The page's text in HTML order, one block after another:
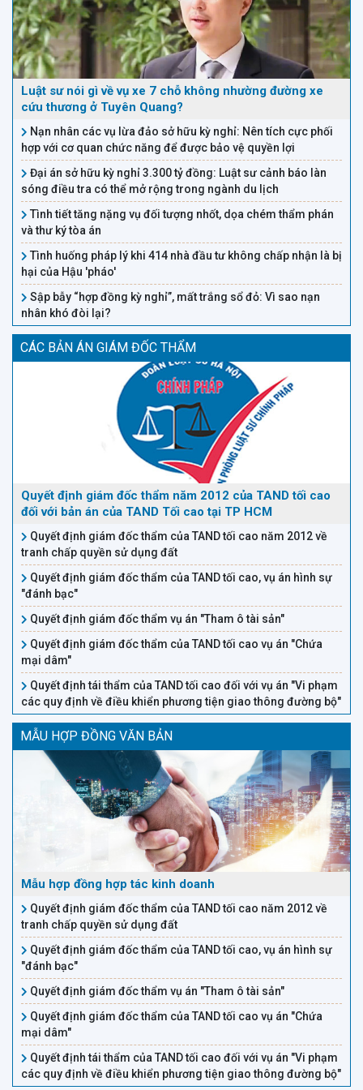
người bạn này là 55 triệu và
người này cũng bảo với em trai
em rằng phải vay số tiền này để
trang trải nợ từ trước của hai
đứa luôn. Chỉ vì chưa chín chắn
lại quá tin tưởng bạn bè nên em
trai em đã điền họ tên, số CMND,
số tiền vay và ký tên, lăn dấu tay
vào giấy cho vay in sẵn. Nhưng
chỉ trong vòng 10 ngày
(10/08/2017-20/8/2017) kể từ khi
viết vào giấy cho vay người bạn
đó đã tự điền ngày ghi nợ và hạn
trả ( 11/4/2017-20/8/2017) vào
giấy nợ và rủ cả bọn đòi nợ thuê
của chủ tiệm đó lên nhà em đòi
tiền (vì biết em trai em đang ở
nhà). Em trai em không hề trược
tiếp nhận tiền, và cũng không
biết người bạn đó thực tế nhận
bao nhiêu tiền từ chủ hiệu cầm
đồ ( mà không biết có nhận tiền
hay không, vì tên này quen biết
với hiệu cầm đồ đó). Hiện tại, tụi
đòi nợ bảo nếu không trả trong
vòng 10 ngày nữa thì sẽ đi kiện.
Thưa luật sư, liệu em trai em có
bị đi tù nếu không trả hay
không ạ? Nếu chứng minh được
này 11/4/2017 em trai em chưa
hề viết giấy vay nợ này và trên
ngày tháng vào giấy vay bằng
cách giám định chử viết, cũng
không trục tiếp nhận tiền vay,
không biết được có phát sinh
giao dịch vay tiền này hay
không, thì liệu tờ giấy vay đó có
vô hiệu được không ạ?
biết e sẽ được hưởng lợi gì
không ạ?
Luật sư nói gì về vụ xe 7 chỗ không nhường đường xe
cứu thương ở Tuyên Quang?
Nạn nhân các vụ lừa đảo sở hữu kỳ nghỉ: Nên tích cực phối
hợp với cơ quan chức năng để được bảo vệ quyền lợi
Đại án sở hữu kỳ nghỉ 3.300 tỷ đồng: Luật sư cảnh báo làn
sóng điều tra có thể mở rộng trong ngành du lịch
Tình tiết tăng nặng vụ đối tượng nhốt, dọa chém thẩm phán
và thư ký tòa án
Tình huống pháp lý khi 414 nhà đầu tư không chấp nhận là bị
hại của Hậu 'pháo'
Sập bẫy “hợp đồng kỳ nghỉ”, mất trắng sổ đỏ: Vì sao nạn
nhân khó đòi lại?
CÁC BẢN ÁN GIÁM ĐỐC THẨM
Quyết định giám đốc thẩm năm 2012 của TAND tối cao
đối với bản án của TAND Tối cao tại TP HCM
Quyết định giám đốc thẩm của TAND tối cao năm 2012 về
tranh chấp quyền sử dụng đất
Quyết định giám đốc thẩm của TAND tối cao, vụ án hình sự
"đánh bạc"
Quyết định giám đốc thẩm vụ án "Tham ô tài sản"
Quyết định giám đốc thẩm của TAND tối cao vụ án "Chứa
mại dâm"
Quyết định tái thẩm của TAND tối cao đối với vụ án "Vi phạm
các quy định về điều khiển phương tiện giao thông đường bộ"
MẪU HỢP ĐỒNG VĂN BẢN
Mẫu hợp đồng hợp tác kinh doanh
Quyết định giám đốc thẩm của TAND tối cao năm 2012 về
tranh chấp quyền sử dụng đất
Quyết định giám đốc thẩm của TAND tối cao, vụ án hình sự
"đánh bạc"
Quyết định giám đốc thẩm vụ án "Tham ô tài sản"
Quyết định giám đốc thẩm của TAND tối cao vụ án "Chứa
mại dâm"
Quyết định tái thẩm của TAND tối cao đối với vụ án "Vi phạm
các quy định về điều khiển phương tiện giao thông đường bộ"